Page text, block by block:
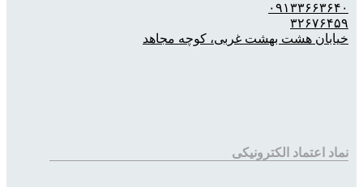
۰۹۱۳۳۶۶۳۶۴۰
۳۲۶۷۶۴۵۹
خیابان هشت بهشت غربی، کوچه مجاهد
نماد اعتماد الکترونیکی